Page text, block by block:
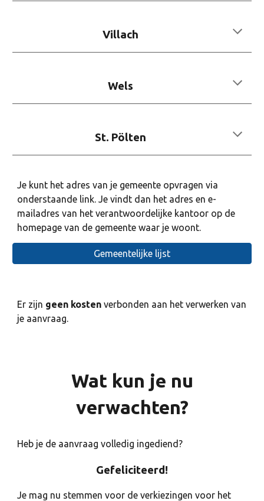
Villach
Wels
St. Pölten
Je kunt het adres van je gemeente opvragen via
onderstaande link. Je vindt dan het adres en e-
mailadres van het verantwoordelijke kantoor op de
homepage van de gemeente waar je woont.
Gemeentelijke lijst
Er zijn geen kostenverbonden aan het verwerken van
je aanvraag.
Wat kun je nu
verwachten?
Heb je de aanvraag volledig ingediend?
Gefeliciteerd!
Je mag nu stemmen voor de verkiezingen voor het